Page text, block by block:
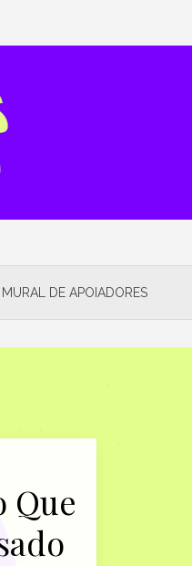
MURAL DE APOIADORES
Que